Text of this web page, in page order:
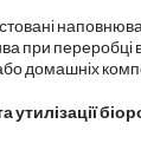
при переробці
домашніх